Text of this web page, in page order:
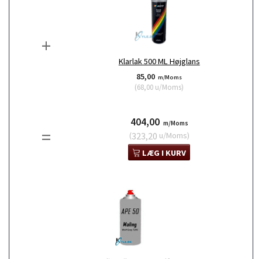
+
Klarlak 500 ML Højglans
85,00 m/Moms
(68,00 u/Moms)
=
404,00 m/Moms
(323,20 u/Moms)
LÆG I KURV